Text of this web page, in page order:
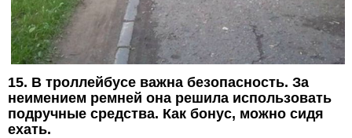
15. В троллейбусе важна безопасность. За
неимением ремней она решила использовать
подручные средства. Как бонус, можно сидя
ехать.